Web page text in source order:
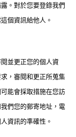
。對於您要登錄我們
個資訊給他人。
並更正您的個人資
，審閱和更正所蒐集
能會採取措施在您訪
們您的郵寄地址，電
資訊的準確性。